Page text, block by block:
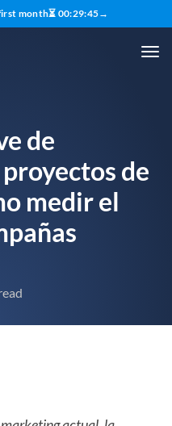
month⏳ 00:29:44→
de
de
medir el